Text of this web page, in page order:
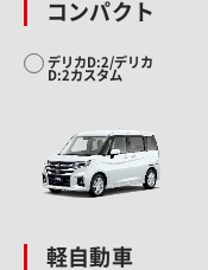
コンパクト
デリカD:2/デリカ
D:2カスタム
軽自動車